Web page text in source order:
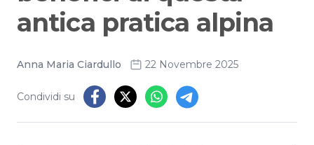
antica pratica alpina
Anna Maria Ciardullo 22 Novembre 2025
Condividi su